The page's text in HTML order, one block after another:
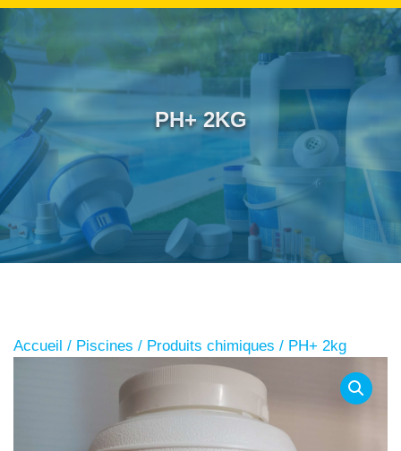
PH+ 2KG
Accueil / Piscines / Produits chimiques / PH+ 2kg